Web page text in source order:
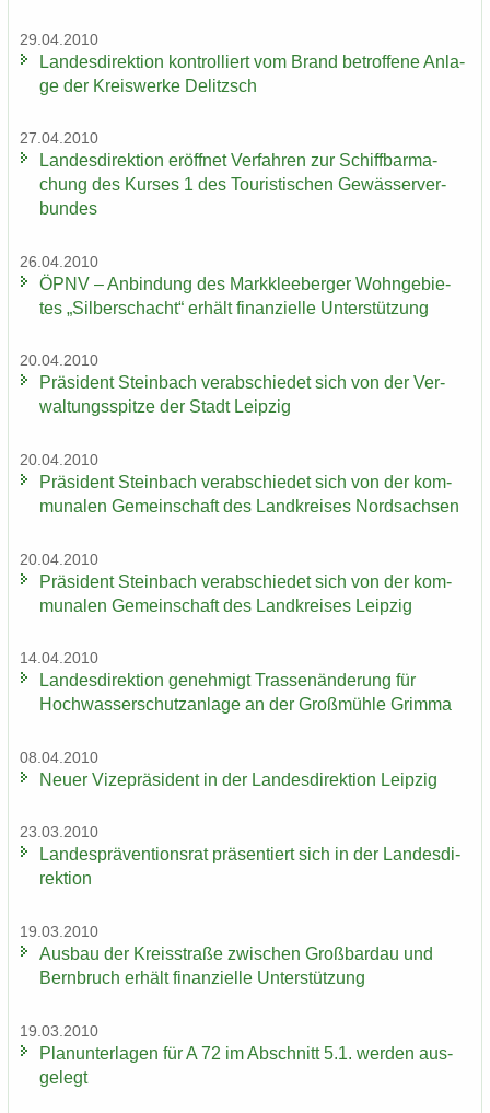
29.04.2010
Lan­des­di­rek­ti­on kon­trol­liert vom Brand be­trof­fe­ne An­la­
ge der Kreis­wer­ke De­litzsch
27.04.2010
Lan­des­di­rek­ti­on er­öff­net Ver­fah­ren zur Schiff­bar­ma­
chung des Kur­ses 1 des Tou­ris­ti­schen Ge­wäs­ser­ver­
bun­des
26.04.2010
ÖPNV – An­bin­dung des Mark­klee­ber­ger Wohn­ge­bie­
tes „Sil­ber­schacht“ er­hält fi­nan­zi­el­le Un­ter­stüt­zung
20.04.2010
Prä­si­dent Stein­bach ver­ab­schie­det sich von der Ver­
wal­tungs­spit­ze der Stadt Leip­zig
20.04.2010
Prä­si­dent Stein­bach ver­ab­schie­det sich von der kom­
mu­na­len Ge­mein­schaft des Land­krei­ses Nord­sach­sen
20.04.2010
Prä­si­dent Stein­bach ver­ab­schie­det sich von der kom­
mu­na­len Ge­mein­schaft des Land­krei­ses Leip­zig
14.04.2010
Lan­des­di­rek­ti­on ge­neh­migt Tras­sen­än­de­rung für
Hoch­was­ser­schutz­an­la­ge an der Groß­müh­le Grim­ma
08.04.2010
Neuer Vi­ze­prä­si­dent in der Lan­des­di­rek­ti­on Leip­zig
23.03.2010
Lan­des­prä­ven­ti­ons­rat prä­sen­tiert sich in der Lan­des­di­
rek­ti­on
19.03.2010
Aus­bau der Kreis­stra­ße zwi­schen Groß­bardau und
Bern­bruch er­hält fi­nan­zi­el­le Un­ter­stüt­zung
19.03.2010
Plan­un­ter­la­gen für A 72 im Ab­schnitt 5.1. wer­den aus­
ge­legt